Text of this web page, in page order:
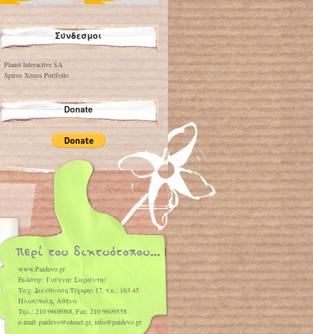
Σύνδεσμοι
Planet Interactive SA
Spiros Xenos Portfolio
Donate
www.Paidevo.gr
Εκδότης: Γιάννης Σαράντης
Ταχ. Διεύθυνση:Τύρφης 17, τ.κ.: 163 45
Ηλιούπολη, Αθήνα
Τηλ.: 210 9608988, Fax: 210 9609558
e-mail: paidevo@otenet.gr, info@paidevo.gr